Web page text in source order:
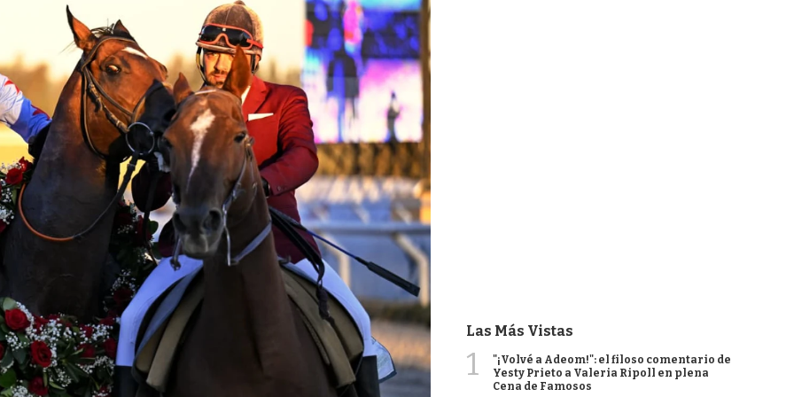
Las Más Vistas
1
"¡Volvé a Adeom!": el filoso comentario de
Yesty Prieto a Valeria Ripoll en plena
Cena de Famosos